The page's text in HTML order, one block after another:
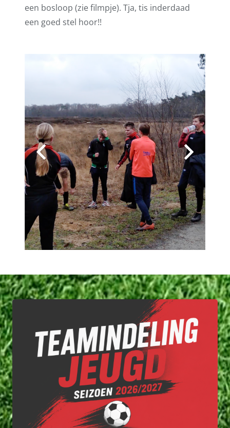
een bosloop (zie filmpje). Tja, tis inderdaad
een goed stel hoor!!